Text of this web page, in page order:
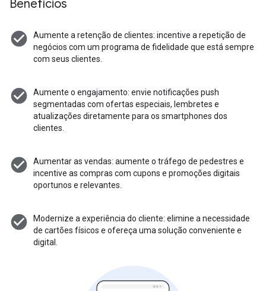
Benefícios
check_circle
Aumente a retenção de clientes: incentive a repetição de
negócios com um programa de fidelidade que está sempre
com seus clientes.
check_circle
Aumente o engajamento: envie notificações push
segmentadas com ofertas especiais, lembretes e
atualizações diretamente para os smartphones dos
clientes.
check_circle
Aumentar as vendas: aumente o tráfego de pedestres e
incentive as compras com cupons e promoções digitais
oportunos e relevantes.
check_circle
Modernize a experiência do cliente: elimine a necessidade
de cartões físicos e ofereça uma solução conveniente e
digital.